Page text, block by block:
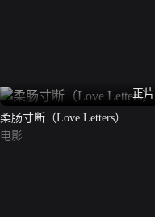
正片
柔肠寸断（Love Letters）
电影